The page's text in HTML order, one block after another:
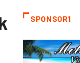
SPONSOR1